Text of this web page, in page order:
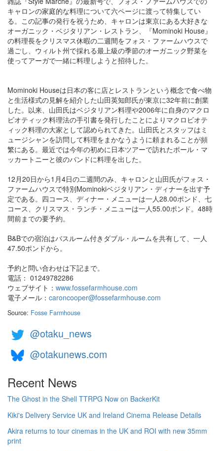
キャロンの家庭的な料理について六ページに渡って特集してい
る。この記事の発行を祝うため、キャロンは東京にある大好きな
オーガニック・ベジタリアン・レストラン、『Mominoki House』
の料理長をクリスマス休暇の二週間をフォス・ファームハウスで
過ごし、ウィルト州で採れる最上級の季節のオーガニック野菜を
使ってアーガで一緒に料理しようと招待した。
Mominoki Houseは日本の客に店とレストランという概念で食べ物
と生活様式の見解を紹介した山田英知郎氏が東京に32年前に創業
した。以来、山田氏はベジタリアン料理や2006年に自身のマクロ
ビオティック料理法の手引書を発行したことによりマクロビオテ
ィック料理の大家として認められてきた。山田氏とスタッフはミ
ュージシャンを訪問して料理をまかなうように頼まれることが頻
繁にある。最近では今年の初めに日本ツアーで訪れたポール・マ
ッカートニーと彼のバンドに料理を出した。
12月20日から1月4日の二週間のみ、キャロンと山田氏がフォス・
ファームハウスで特別Mominokiベジタリアン・ディナーを出す予
定である。四コース、ディナー・メニューは一人28.00ポンド、七
コース、クリスマス・ランチ・メニューは一人55.00ポンド。48時
間前までの要予約。
B&Bでの宿泊はバスルーム付きダブル・ルームを共有して、一人
47.50ポンドから。
予約と問い合わせは下記まで。
電話： 01249782286
ウェブサイト： www.fossefarmhouse.com
電子メール： caroncooper@fossefarmhouse.com
Source: Fosse Farmhouse
@otaku_news
@otakunews.com
Recent News
The Ghost in the Shell TTRPG Now on BackerKit
Kiki's Delivery Service UK and Ireland Cinema Release Details
Akira returns to tour cinemas in the UK and ROI with new 35mm
print